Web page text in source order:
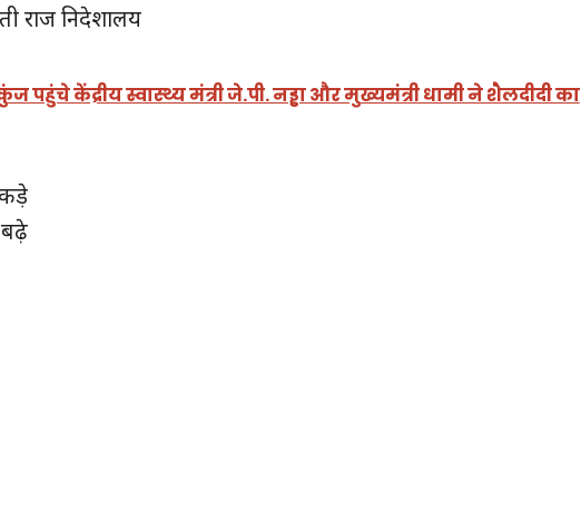
राज निदेशालय
पहुंचे केंद्रीय स्वास्थ्य मंत्री जे.पी. नड्डा और मुख्यमंत्री धामी ने शैलदीदी का
बढ़े